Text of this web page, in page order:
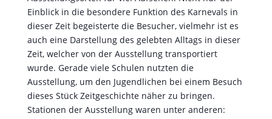
Kitzingen 2007 • Schweinfurt 2008 • Mainz 2008 •
Nürnberg 2009 • St. Ingbert 2010 • Werder 2010 •
Ellingen 2010 • Kitzingen 2011 • Worms 2011 •
Braunschweig 2011 • Hofheim 2012 • Erfurt 2013
Nach einer Sonderausstellung im nach Umbau neu
eröffneten Deutschen Fastnachtmuseum in
Kitzingen im Jahr 2015 wurde die Ausstellung als
Leihgabe nach Braunschweig gegeben, wo sie nach